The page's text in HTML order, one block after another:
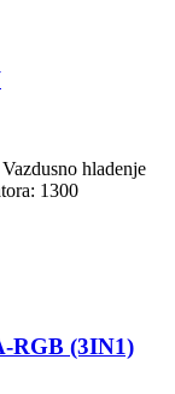
hladenje
1300
RGB (3IN1)